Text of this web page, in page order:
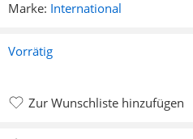
Marke: International
Vorrätig
Zur Wunschliste hinzufügen